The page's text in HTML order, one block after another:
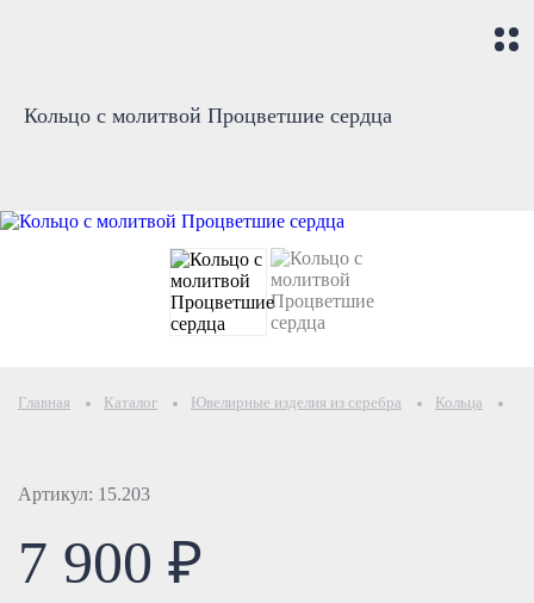
Кольцо с молитвой Процветшие сердца
Главная Каталог Ювелирные изделия из серебра Кольца
Артикул: 15.203
7 900 ₽